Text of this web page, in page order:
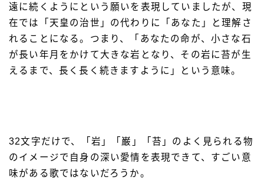
遠に続くようにという願いを表現していましたが、現
在では「天皇の治世」の代わりに「あなた」と理解さ
れることになる。つまり、「あなたの命が、小さな石
が長い年月をかけて大きな岩となり、その岩に苔が生
えるまで、長く長く続きますように」という意味。
32文字だけで、「岩」「巌」「苔」のよく見られる物
のイメージで自身の深い愛情を表現できて、すごい意
味がある歌ではないだろうか。